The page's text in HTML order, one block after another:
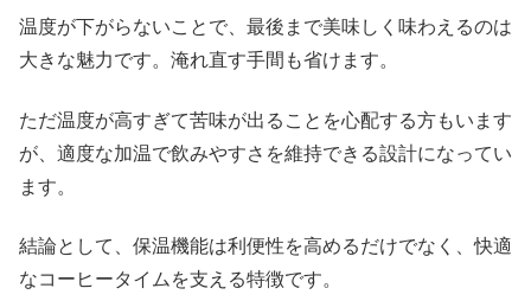
温度が下がらないことで、最後まで美味しく味わえるのは
大きな魅力です。淹れ直す手間も省けます。
ただ温度が高すぎて苦味が出ることを心配する方もいます
が、適度な加温で飲みやすさを維持できる設計になってい
ます。
結論として、保温機能は利便性を高めるだけでなく、快適
なコーヒータイムを支える特徴です。